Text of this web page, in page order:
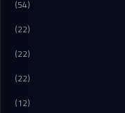
(54)
(22)
(22)
(22)
(12)